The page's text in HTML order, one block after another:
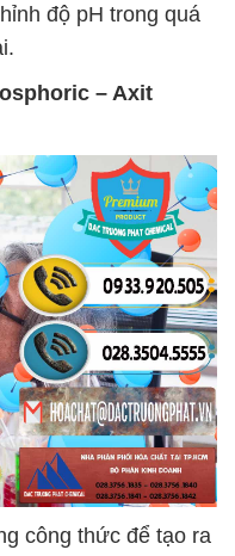
độ pH trong quá
– Axit
công thức để tạo ra